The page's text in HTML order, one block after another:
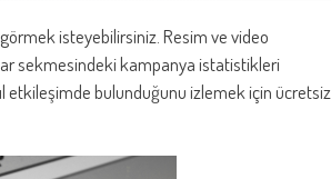
isteyebilirsiniz. Resim ve video
sekmesindeki kampanya istatistikleri
etkileşimde bulunduğunu izlemek için ücretsiz